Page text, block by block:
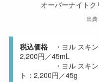
出典
税込価格・ヨル スキン
2,200円／45mL
・ヨル スキン オ
ト：2,200円／45g